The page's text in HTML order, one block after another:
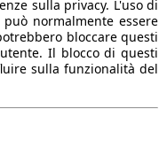
sulla privacy. L'uso di
normalmente essere
bloccare questi
Il blocco di questi
sulla funzionalità del